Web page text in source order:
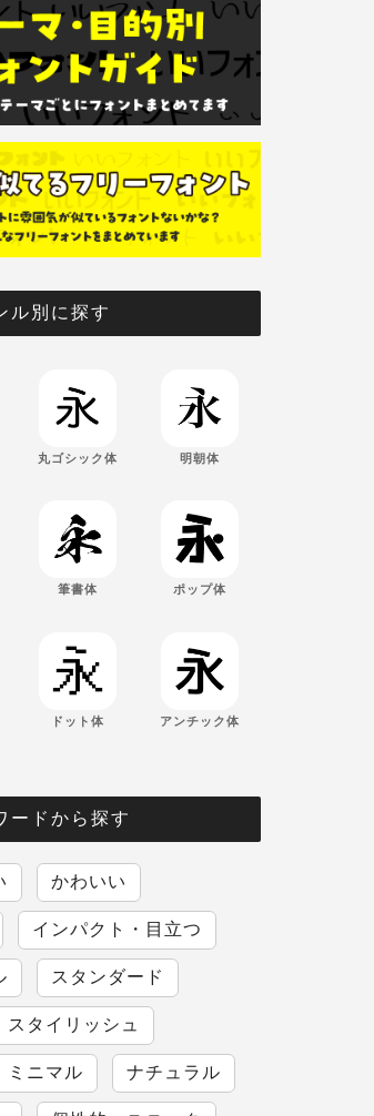
ル別に探す
丸ゴシック体 明朝体
筆書体 ポップ体
ドット体 アンチック体
ードから探す
かわいい
インパクト・目立つ
スタンダード
スタイリッシュ
ミニマル ナチュラル